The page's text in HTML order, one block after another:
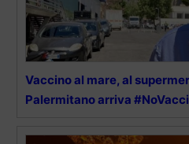
Vaccino al mare, al
Palermitano arriva